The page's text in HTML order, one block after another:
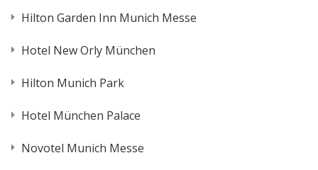
Hilton Garden Inn Munich Messe
Hotel New Orly München
Hilton Munich Park
Hotel München Palace
Novotel Munich Messe